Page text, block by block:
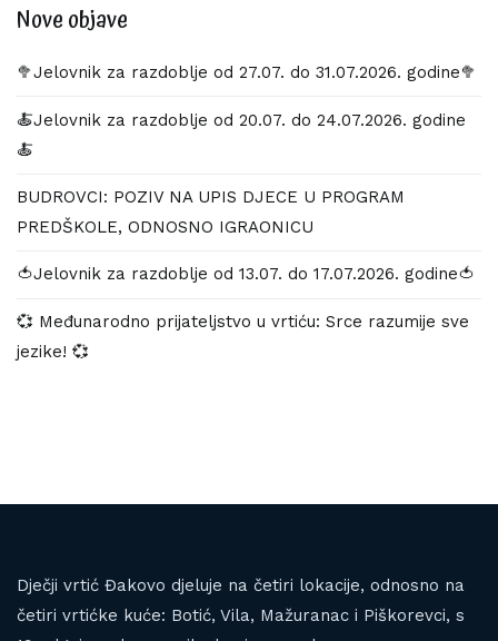
Nove objave
🥦Jelovnik za razdoblje od 27.07. do 31.07.2026. godine🥦
🍝Jelovnik za razdoblje od 20.07. do 24.07.2026. godine
🍝
BUDROVCI: POZIV NA UPIS DJECE U PROGRAM
PREDŠKOLE, ODNOSNO IGRAONICU
🍅Jelovnik za razdoblje od 13.07. do 17.07.2026. godine🍅
💞 Međunarodno prijateljstvo u vrtiću: Srce razumije sve
jezike! 💞
Dječji vrtić Đakovo djeluje na četiri lokacije, odnosno na
četiri vrtićke kuće: Botić, Vila, Mažuranac i Piškorevci, s